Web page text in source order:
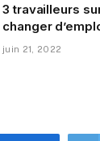
3 travailleurs
changer
juin 21, 2022